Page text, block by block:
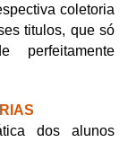
coletoria
titulos, que só
perfeitamente
alunos